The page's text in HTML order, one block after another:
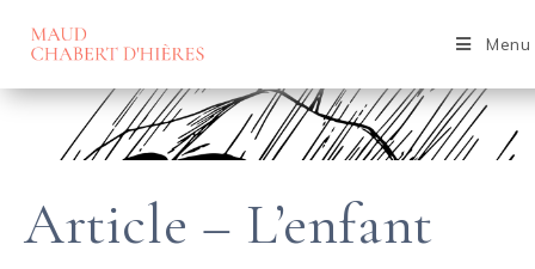
Menu
Article – L’enfant